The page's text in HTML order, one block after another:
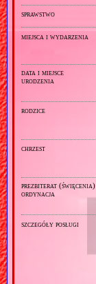
sprawstwo
miejsca i wydarzenia
data i miejsce
urodzenia
rodzice
chrzest
prezbiterat (święcenia)
ordynacja
szczegóły posługi